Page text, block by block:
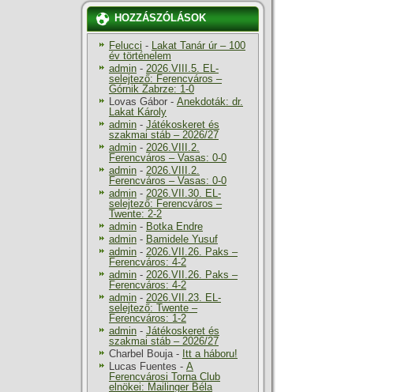
HOZZÁSZÓLÁSOK
Felucci - Lakat Tanár úr – 100
év történelem
admin - 2026.VIII.5. EL-
selejtező: Ferencváros –
Górnik Zabrze: 1-0
Lovas Gábor - Anekdoták: dr.
Lakat Károly
admin - Játékoskeret és
szakmai stáb – 2026/27
admin - 2026.VIII.2.
Ferencváros – Vasas: 0-0
admin - 2026.VIII.2.
Ferencváros – Vasas: 0-0
admin - 2026.VII.30. EL-
selejtező: Ferencváros –
Twente: 2-2
admin - Botka Endre
admin - Bamidele Yusuf
admin - 2026.VII.26. Paks –
Ferencváros: 4-2
admin - 2026.VII.26. Paks –
Ferencváros: 4-2
admin - 2026.VII.23. EL-
selejtező: Twente –
Ferencváros: 1-2
admin - Játékoskeret és
szakmai stáb – 2026/27
Charbel Bouja- Itt a háboru!
Lucas Fuentes - A
Ferencvárosi Torna Club
elnökei: Mailinger Béla